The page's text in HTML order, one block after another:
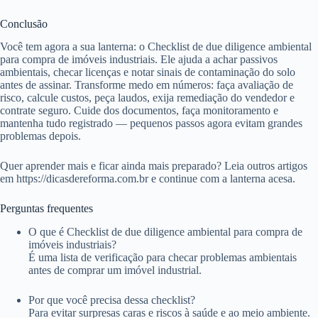
Conclusão
Você tem agora a sua lanterna: o Checklist de due diligence ambiental
para compra de imóveis industriais. Ele ajuda a achar passivos
ambientais, checar licenças e notar sinais de contaminação do solo
antes de assinar. Transforme medo em números: faça avaliação de
risco, calcule custos, peça laudos, exija remediação do vendedor e
contrate seguro. Cuide dos documentos, faça monitoramento e
mantenha tudo registrado — pequenos passos agora evitam grandes
problemas depois.
Quer aprender mais e ficar ainda mais preparado? Leia outros artigos
em https://dicasdereforma.com.br e continue com a lanterna acesa.
Perguntas frequentes
O que é Checklist de due diligence ambiental para compra de
imóveis industriais?
É uma lista de verificação para checar problemas ambientais
antes de comprar um imóvel industrial.
Por que você precisa dessa checklist?
Para evitar surpresas caras e riscos à saúde e ao meio ambiente.